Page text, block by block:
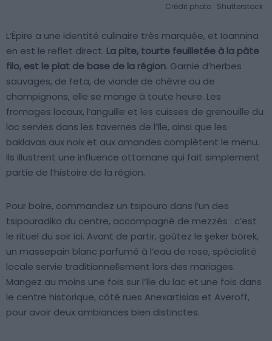
Crédit photo : Shutterstock
L’Épire a une identité culinaire très marquée, et Ioannina
en est le reflet direct. La pite, tourte feuilletée à la pâte
filo, est le plat de base de la région. Garnie d’herbes
sauvages, de feta, de viande de chèvre ou de
champignons, elle se mange à toute heure. Les
fromages locaux, l’anguille et les cuisses de grenouille du
lac servies dans les tavernes de l’île, ainsi que les
baklavas aux noix et aux amandes complètent le menu.
Ils illustrent une influence ottomane qui fait simplement
partie de l’histoire de la région.
Pour boire, commandez un tsipouro dans l’un des
tsipouradika du centre, accompagné de mezzés : c’est
le rituel du soir ici. Avant de partir, goûtez le şeker börek,
un massepain blanc parfumé à l’eau de rose, spécialité
locale servie traditionnellement lors des mariages.
Mangez au moins une fois sur l’île du lac et une fois dans
le centre historique, côté rues Anexartisias et Averoff,
pour avoir deux ambiances bien distinctes.